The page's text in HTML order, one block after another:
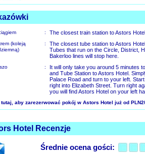
: The closest train station to Astors
(koleją
:
The closest tube station to Astors
Tubes that run on the Circle, District,
Bakerloo lines will stop here.
:
It will only take you around 5 minutes
and Tube Station to Astors Hotel.
Palace Road and turn to your left.
right into Elizabeth Street. Turn right
you will find Astors Hotel on your left
aby zarezerwować pokój w Astors Hotel już od
Hotel Recenzje
Średnie ocena gości: